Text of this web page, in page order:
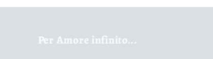
Per Amore infinito...